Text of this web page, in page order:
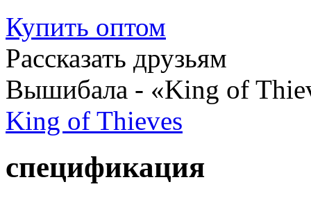
Купить оптом
Рассказать друзьям
Вышибала - «King of
King of Thieves
спецификация